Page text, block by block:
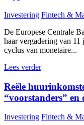
Investering Fintech &
De Europese Centrale
haar vergadering van 11
cyclus van monetaire...
Lees verder
Reële
“voorstanders” en
Investering Fintech &